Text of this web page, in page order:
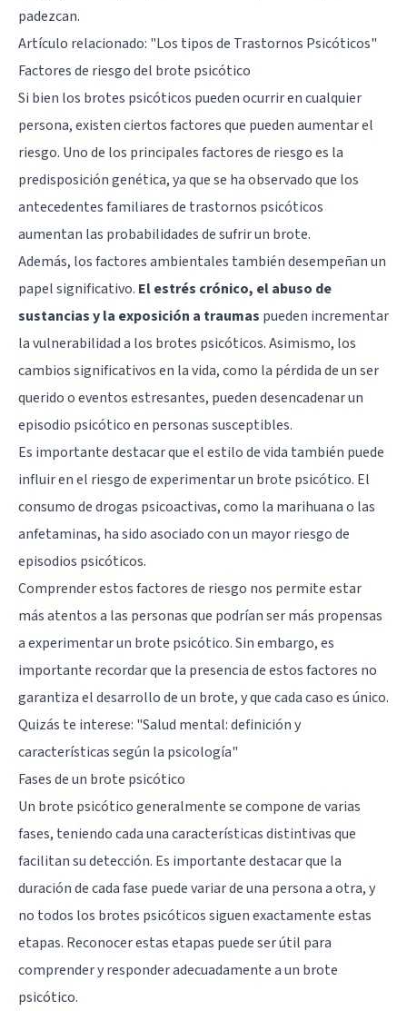
padezcan.
Artículo relacionado: "Los tipos de Trastornos Psicóticos"
Factores de riesgo del brote psicótico
Si bien los brotes psicóticos pueden ocurrir en cualquier
persona, existen ciertos factores que pueden aumentar el
riesgo. Uno de los principales factores de riesgo es la
predisposición genética, ya que se ha observado que los
antecedentes familiares de trastornos psicóticos
aumentan las probabilidades de sufrir un brote.
Además, los factores ambientales también desempeñan un
papel significativo. El estrés crónico, elabuso de
sustanciasy la exposición a traumas pueden incrementar
la vulnerabilidad a los brotes psicóticos. Asimismo, los
cambios significativos en la vida, como la pérdida de un ser
querido o eventos estresantes, pueden desencadenar un
episodio psicótico en personas susceptibles.
Es importante destacar que el estilo de vida también puede
influir en el riesgo de experimentar un brote psicótico. El
consumo de drogas psicoactivas, como la marihuana o las
anfetaminas, ha sido asociado con un mayor riesgo de
episodios psicóticos.
Comprender estos factores de riesgo nos permite estar
más atentos a las personas que podrían ser más propensas
a experimentar un brote psicótico. Sin embargo, es
importante recordar que la presencia de estos factores no
garantiza el desarrollo de un brote, y que cada caso es único.
Quizás te interese: "Salud mental: definición y
características según la psicología"
Fases de un brote psicótico
Un brote psicótico generalmente se compone de varias
fases, teniendo cada una características distintivas que
facilitan su detección. Es importante destacar que la
duración de cada fase puede variar de una persona a otra, y
no todos los brotes psicóticos siguen exactamente estas
etapas. Reconocer estas etapas puede ser útil para
comprender y responder adecuadamente a un brote
psicótico.